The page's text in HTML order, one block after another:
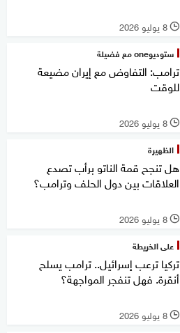
l 8 يوليو 2026
ستوديوone مع فضيلة
ترامب: التفاوض مع إيران مضيعة
للوقت
l 8 يوليو 2026
الظهيرة
هل تنجح قمة الناتو برأب تصدع
العلاقات بين دول الحلف وترامب؟
l 8 يوليو 2026
على الخريطة
تركيا ترعب إسرائيل.. ترامب يسلح
أنقرة. فهل تنفجر المواجهة؟
l 8 يوليو 2026